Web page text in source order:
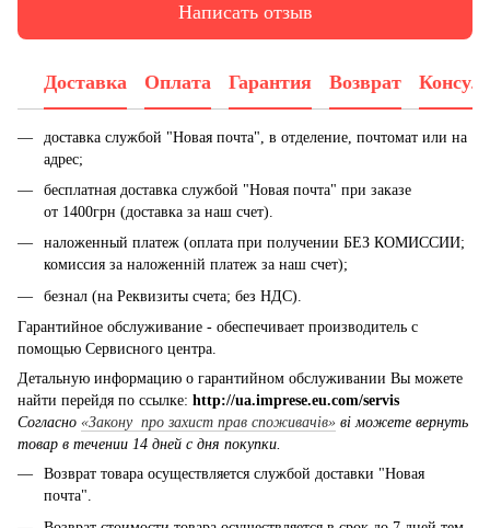
Написать отзыв
Доставка Оплата Гарантия Возврат
доставка службой "Новая почта", в отделение, почтомат или на
адрес;
бесплатная доставка службой "Новая почта" при заказе
от 1400грн (доставка за наш счет).
наложенный платеж (оплата при получении БЕЗ КОМИССИИ;
комиссия за наложенній платеж за наш счет);
безнал (на Реквизиты счета; без НДС).
Гарантийное обслуживание - обеспечивает производитель с
помощью Сервисного центра.
Детальную информацию о гарантийном обслуживании Вы можете
найти перейдя по ссылке: http://ua.imprese.eu.com/servis
Согласно «Закону про захист прав споживачів» ві можете вернуть
товар в течении 14 дней с дня покупки.
Возврат товара осуществляется службой доставки "Новая
почта".